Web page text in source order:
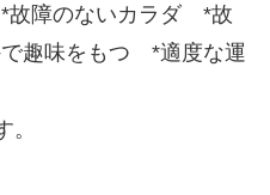
故障のないカラダ *故
趣味をもつ *適度な運